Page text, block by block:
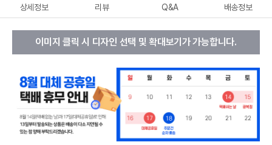
상세정보 리뷰 Q&A 배송정보
이미지 클릭 시 디자인 선택 및 확대보기가 가능합니다.